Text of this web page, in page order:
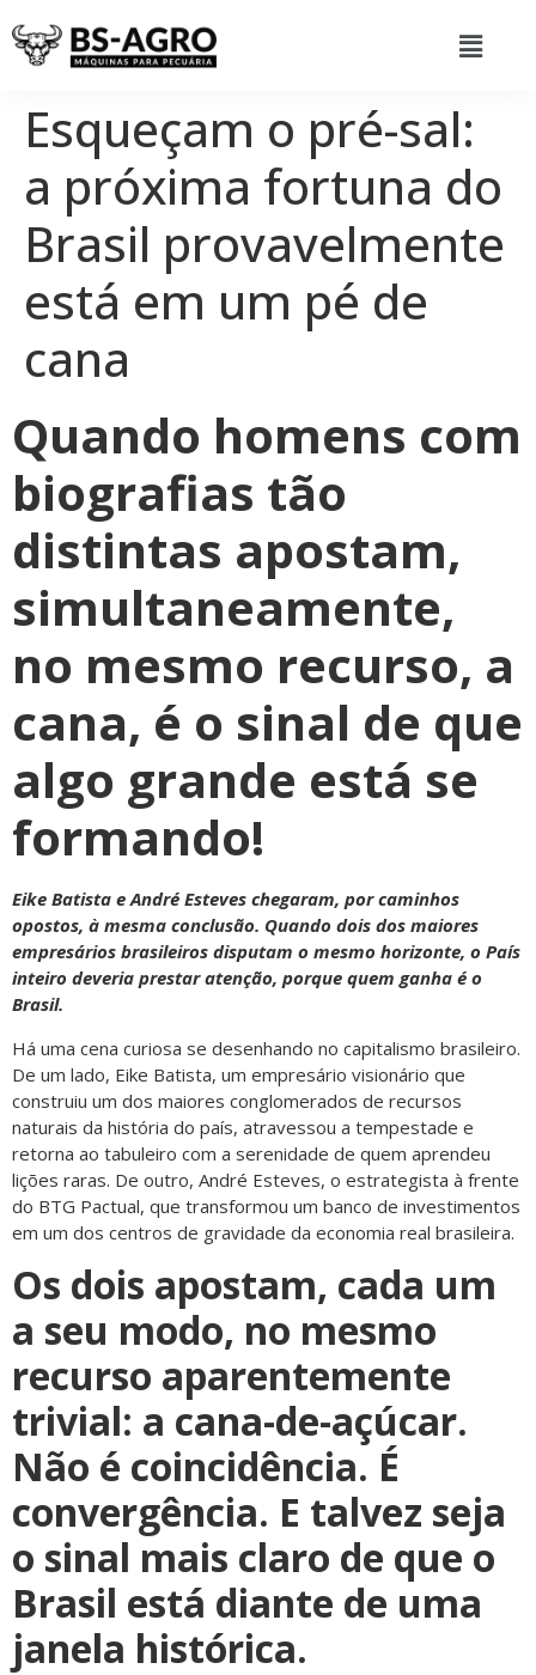
Esqueçam o pré-sal:
a próxima fortuna do
Brasil provavelmente
está em um pé de
cana
Quando homens com
biografias tão
distintas apostam,
simultaneamente,
no mesmo recurso, a
cana, é o sinal de que
algo grande está se
formando!
Eike Batista e André Esteves chegaram, por caminhos
opostos, à mesma conclusão. Quando dois dos maiores
empresários brasileiros disputam o mesmo horizonte, o País
inteiro deveria prestar atenção, porque quem ganha é o
Brasil.
Há uma cena curiosa se desenhando no capitalismo brasileiro.
De um lado, Eike Batista, um empresário visionário que
construiu um dos maiores conglomerados de recursos
naturais da história do país, atravessou a tempestade e
retorna ao tabuleiro com a serenidade de quem aprendeu
lições raras. De outro, André Esteves, o estrategista à frente
do BTG Pactual, que transformou um banco de investimentos
em um dos centros de gravidade da economia real brasileira.
Os dois apostam, cada um
a seu modo, no mesmo
recurso aparentemente
trivial: a cana-de-açúcar.
Não é coincidência. É
convergência. E talvez seja
o sinal mais claro de que o
Brasil está diante de uma
janela histórica.